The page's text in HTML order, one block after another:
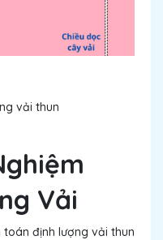
vải thun
Vải
định lượng vải thun